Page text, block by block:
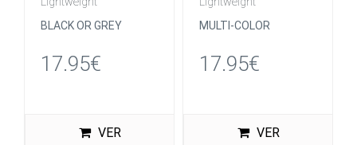
BLACK OR GREY
17.95€
VER
MULTI-COLOR
17.95€
VER